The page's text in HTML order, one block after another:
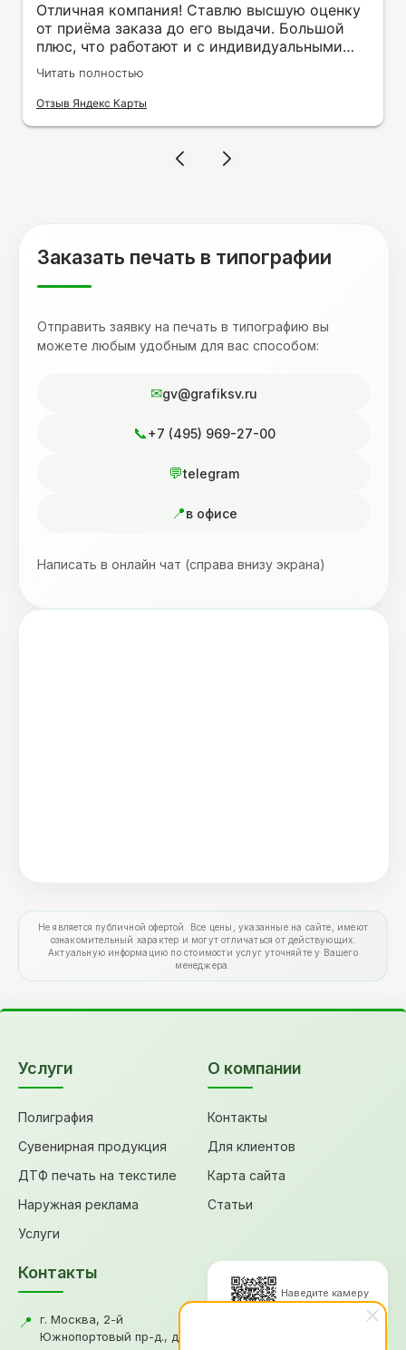
Отличная компания! Ставлю высшую оценку
от приёма заказа до его выдачи. Большой
плюс, что работают и с индивидуальными
заказами. Нелбходимо было нанести принт
на кружку в подарок. Заказ был исполнен
оперативно и ооочень красиво, даже не
терпеливость, отвечала на все мои вопросы.
Читать полностью
Отзыв Яндекс Карты
Заказать печать в типографии
Отправить заявку на печать в типографию вы
можете любым удобным для вас способом:
gv@grafiksv.ru
+7 (495) 969-27-00
telegram
в офисе
Написать в онлайн чат (справа внизу экрана)
Не является публичной офертой. Все цены, указанные на сайте, имеют
ознакомительный характер и могут отличаться от действующих.
Актуальную информацию по стоимости услуг уточняйте у Вашего
менеджера.
Услуги
Полиграфия
Сувенирная продукция
ДТФ печать на текстиле
Наружная реклама
Услуги
О компании
Контакты
Для клиентов
Карта сайта
Статьи
Контакты
📍
г. Москва, 2-й
Южнопортовый пр-д., д.18,
Наведите камеру
для перехода